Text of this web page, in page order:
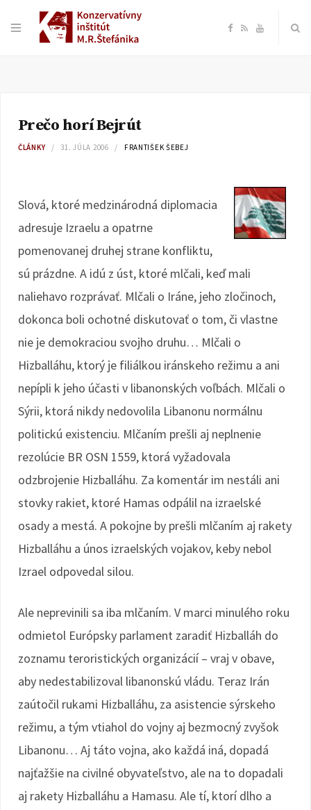
F
o
o
k
R Y
b
e
Prečo horí Bejrút
ČLÁNKY 31. JÚLA 2006 FRANTIŠEK ŠEBEJ
Slová, ktoré medzinárodná diplomacia
adresuje Izraelu a opatrne
pomenovanej druhej strane konfliktu,
sú prázdne. A idú z úst, ktoré mlčali, keď mali
naliehavo rozprávať. Mlčali o Iráne, jeho zločinoch,
dokonca boli ochotné diskutovať o tom, či vlastne
nie je demokraciou svojho druhu… Mlčali o
Hizballáhu, ktorý je filiálkou iránskeho režimu a ani
nepípli k jeho účasti v libanonských voľbách. Mlčali o
Sýrii, ktorá nikdy nedovolila Libanonu normálnu
politickú existenciu. Mlčaním prešli aj neplnenie
rezolúcie BR OSN 1559, ktorá vyžadovala
odzbrojenie Hizballáhu. Za komentár im nestáli ani
stovky rakiet, ktoré Hamas odpálil na izraelské
osady a mestá. A pokojne by prešli mlčaním aj rakety
Hizballáhu a únos izraelských vojakov, keby nebol
Izrael odpovedal silou.
Ale neprevinili sa iba mlčaním. V marci minulého roku
odmietol Európsky parlament zaradiť Hizballáh do
zoznamu teroristických organizácií – vraj v obave,
aby nedestabilizoval libanonskú vládu. Teraz Irán
zaútočil rukami Hizballáhu, za asistencie sýrskeho
režimu, a tým vtiahol do vojny aj bezmocný zvyšok
Libanonu… Aj táto vojna, ako každá iná, dopadá
najťažšie na civilné obyvateľstvo, ale na to dopadali
aj rakety Hizballáhu a Hamasu. Ale tí, ktorí dlho a